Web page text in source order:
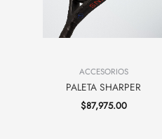
ACCESORIOS
PALETA SHARPER
$87,975.00